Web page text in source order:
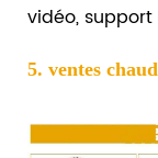
vidéo,
5. ventes